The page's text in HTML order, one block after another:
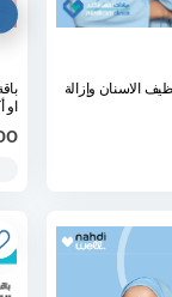
الاسنان وإزالة
او